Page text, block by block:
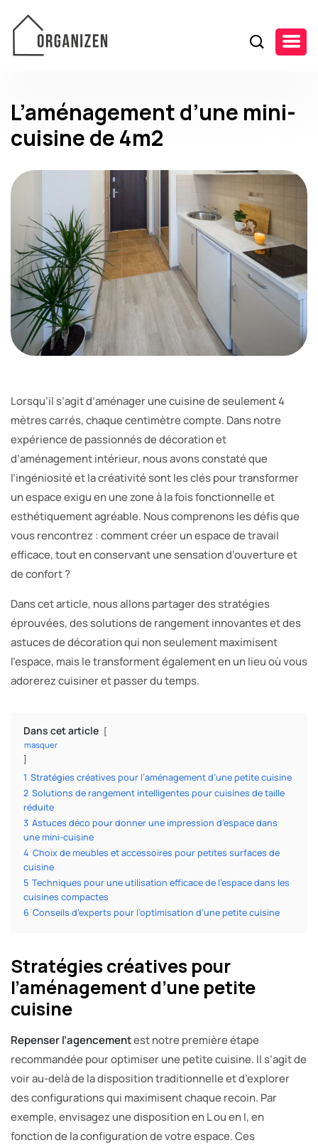
L’aménagement d’une mini-
cuisine de 4m2
Lorsqu’il s’agit d’aménager une cuisine de seulement 4
mètres carrés, chaque centimètre compte. Dans notre
expérience de passionnés de décoration et
d’aménagement intérieur, nous avons constaté que
l’ingéniosité et la créativité sont les clés pour transformer
un espace exigu en une zone à la fois fonctionnelle et
esthétiquement agréable. Nous comprenons les défis que
vous rencontrez : comment créer un espace de travail
efficace, tout en conservant une sensation d’ouverture et
de confort ?
Dans cet article, nous allons partager des stratégies
éprouvées, des solutions de rangement innovantes et des
astuces de décoration qui non seulement maximisent
l’espace, mais le transforment également en un lieu où vous
adorerez cuisiner et passer du temps.
Dans cet article
masquer
1 Stratégies créatives pour l’aménagement d’une petite cuisine
2 Solutions de rangement intelligentes pour cuisines de taille
réduite
3 Astuces déco pour donner une impression d’espace dans
une mini-cuisine
4 Choix de meubles et accessoires pour petites surfaces de
cuisine
5 Techniques pour une utilisation efficace de l’espace dans les
cuisines compactes
6 Conseils d’experts pour l’optimisation d’une petite cuisine
Stratégies créatives pour
l’aménagement d’une petite
cuisine
Repenser l’agencementest notre première étape
recommandée pour optimiser une petite cuisine. Il s’agit de
voir au-delà de la disposition traditionnelle et d’explorer
des configurations qui maximisent chaque recoin. Par
exemple, envisagez une disposition en L ou en I, en
fonction de la configuration de votre espace. Ces